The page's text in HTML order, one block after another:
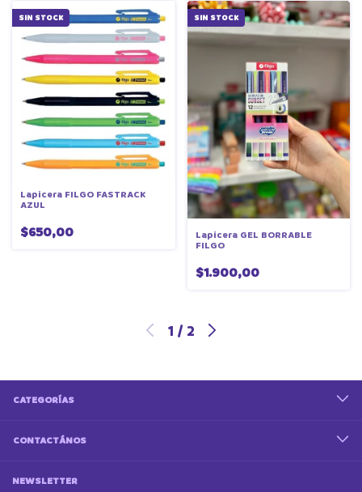
SIN STOCK
Lapicera FILGO FASTRACK
AZUL
$650,00
SIN STOCK
Lapicera GEL BORRABLE
FILGO
$1.900,00
1 / 2
CATEGORÍAS
CONTACTÁNOS
NEWSLETTER